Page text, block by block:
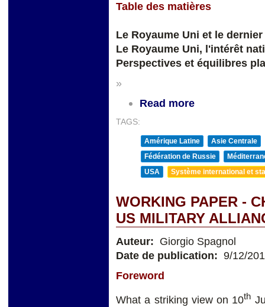
Table des matières
Le Royaume Uni et le
Le Royaume Uni, l'intérêt
Perspectives et équilibres
»
Read more
TAGS:
Amérique Latine
Asie Centrale
Fédération de Russie
USA
Système international et
WORKING PAPER -
US MILITARY
Auteur: Giorgio Spagnol
Date de publication: 9/12/
Foreword
What a striking view on 10th